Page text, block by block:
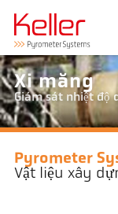
Xi măng
Giám sát nhiệt độ
Pyrometer
Vật liệu xây